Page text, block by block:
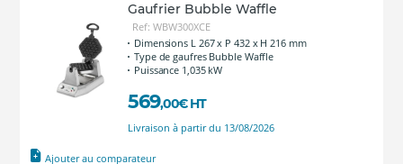
Gaufrier Bubble Waffle
Ref: WBW300XCE
Dimensions L 267 x P 432 x H 216 mm
Type de gaufres Bubble Waffle
Puissance 1,035 kW
569,00€ HT
Livraison à partir du 13/08/2026
Ajouter au comparateur